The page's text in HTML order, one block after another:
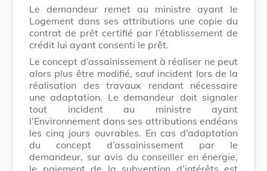
Le demandeur remet au ministre ayant le
Logement dans ses attributions une copie du
contrat de prêt certifié par l’établissement de
crédit lui ayant consenti le prêt.
Le concept d’assainissement à réaliser ne peut
alors plus être modifié, sauf incident lors de la
réalisation des travaux rendant nécessaire
une adaptation. Le demandeur doit signaler
tout incident au ministre ayant
l’Environnement dans ses attributions endéans
les cinq jours ouvrables. En cas d’adaptation
du concept d’assainissement par le
demandeur, sur avis du conseiller en énergie,
le paiement de la subvention d’intérêts est